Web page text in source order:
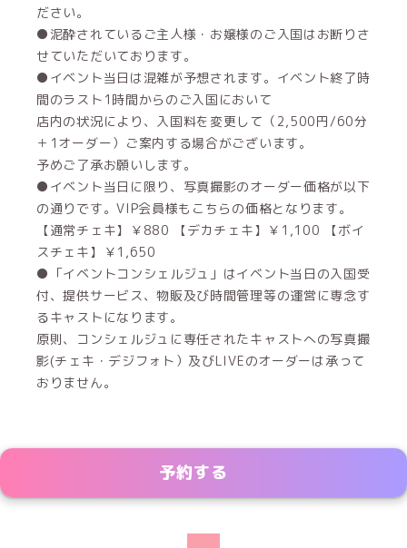
ださい。
●泥酔されているご主人様・お嬢様のご入国はお断りさ
せていただいております。
●イベント当日は混雑が予想されます。イベント終了時
間のラスト1時間からのご入国において
店内の状況により、入国料を変更して（2,500円/60分
＋1オーダー）ご案内する場合がございます。
予めご了承お願いします。
●イベント当日に限り、写真撮影のオーダー価格が以下
の通りです。VIP会員様もこちらの価格となります。
【通常チェキ】￥880 【デカチェキ】￥1,100 【ボイ
スチェキ】￥1,650
●「イベントコンシェルジュ」はイベント当日の入国受
付、提供サービス、物販及び時間管理等の運営に専念す
るキャストになります。
原則、コンシェルジュに専任されたキャストへの写真撮
影(チェキ・デジフォト）及びLIVEのオーダーは承って
おりません。
予約する